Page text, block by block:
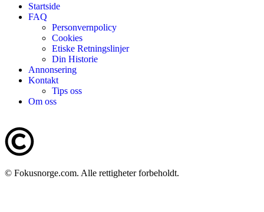
Startside
FAQ
Personvernpolicy
Cookies
Etiske Retningslinjer
Din Historie
Annonsering
Kontakt
Tips oss
Om oss
© Fokusnorge.com. Alle rettigheter forbeholdt.